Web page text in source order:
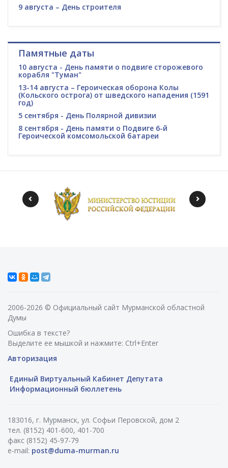
9 августа – День строителя
Памятные даты
10 августа - День памяти о подвиге сторожевого
корабля "Туман"
13-14 августа – Героическая оборона Колы
(Кольского острога) от шведского нападения (1591
год)
5 сентября - День Полярной дивизии
8 сентября - День памяти о Подвиге 6-й
Героической комсомольской батареи
2006-2026 © Официальный сайт Мурманской областной
Думы
Ошибка в тексте?
Выделите ее мышкой и нажмите: Ctrl+Enter
Авторизация
Единый Виртуальный Кабинет Депутата
Информационный бюллетень
183016, г. Мурманск, ул. Софьи Перовской, дом 2
тел. (8152) 401-600, 401-700
факс (8152) 45-97-79
e-mail: post@duma-murman.ru